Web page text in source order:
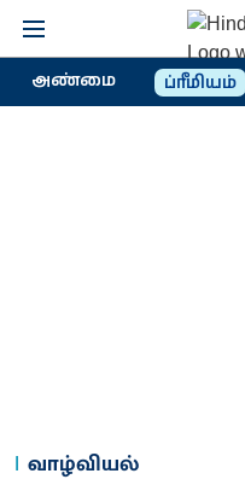
அண்மை ப்ரீமியம்
வாழ்வியல்